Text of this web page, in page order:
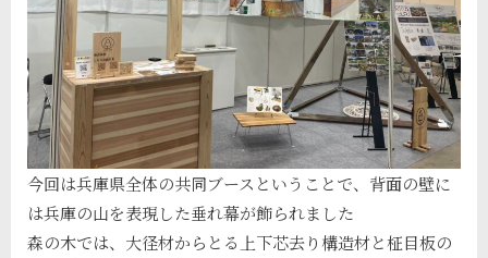
今回は兵庫県全体の共同ブースということで、背面の壁に
は兵庫の山を表現した垂れ幕が飾られました
森の木では、大径材からとる上下芯去り構造材と柾目板の